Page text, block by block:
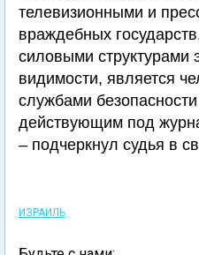
телевизионными и
враждебных
силовыми структурами
видимости, является
службами
действующим под
– подчеркнул судья в
ИЗРАИЛЬ